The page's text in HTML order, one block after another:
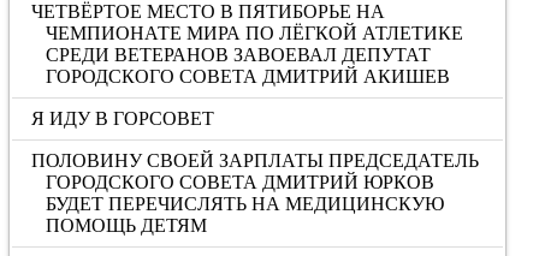
ЧЕТВЁРТОЕ МЕСТО В ПЯТИБОРЬЕ НА
ЧЕМПИОНАТЕ МИРА ПО ЛЁГКОЙ АТЛЕТИКЕ
СРЕДИ ВЕТЕРАНОВ ЗАВОЕВАЛ ДЕПУТАТ
ГОРОДСКОГО СОВЕТА ДМИТРИЙ АКИШЕВ
Я ИДУ В ГОРСОВЕТ
ПОЛОВИНУ СВОЕЙ ЗАРПЛАТЫ ПРЕДСЕДАТЕЛЬ
ГОРОДСКОГО СОВЕТА ДМИТРИЙ ЮРКОВ
БУДЕТ ПЕРЕЧИСЛЯТЬ НА МЕДИЦИНСКУЮ
ПОМОЩЬ ДЕТЯМ